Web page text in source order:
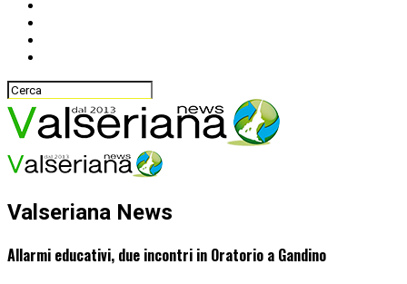
Valseriana News
Allarmi educativi, due incontri in Oratorio a Gandino